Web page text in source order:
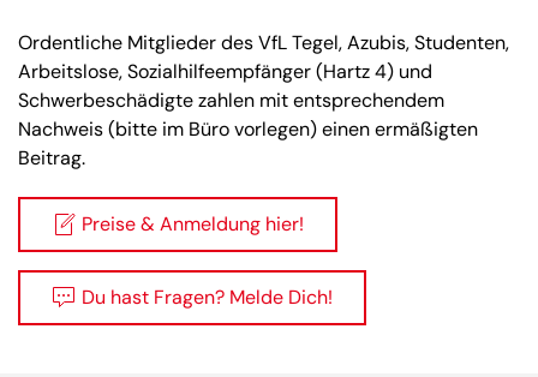
Ordentliche Mitglieder des VfL Tegel, Azubis, Studenten,
Arbeitslose, Sozialhilfeempfänger (Hartz 4) und
Schwerbeschädigte zahlen mit entsprechendem
Nachweis (bitte im Büro vorlegen) einen ermäßigten
Beitrag.
Preise & Anmeldung hier!
Du hast Fragen? Melde Dich!